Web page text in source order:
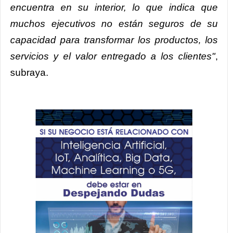
encuentra en su interior, lo que indica que
muchos ejecutivos no están seguros de su
capacidad para transformar los productos, los
servicios y el valor entregado a los clientes",
subraya.